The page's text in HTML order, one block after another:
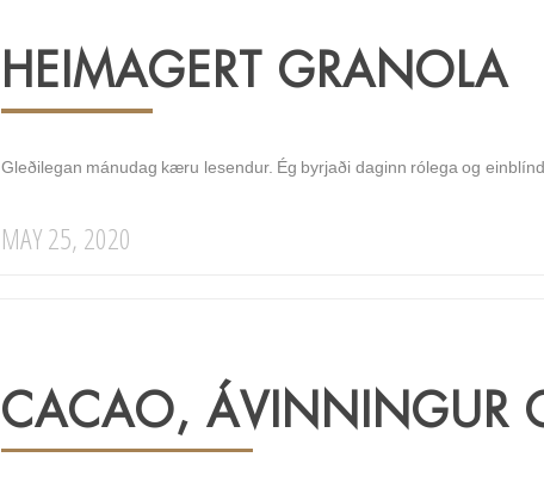
HEIMAGERT GRANOLA
Gleðilegan mánudag kæru lesendur. Ég byrjaði daginn rólega og
MAY 25, 2020
CACAO, ÁVINNINGUR